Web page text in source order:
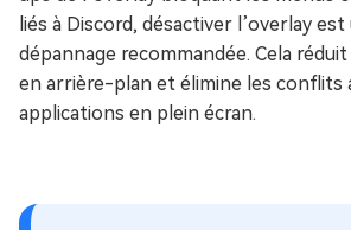
liés à Discord, désactiver l’overlay
dépannage recommandée. Cela
en arrière-plan et élimine les conflits
applications en plein écran.